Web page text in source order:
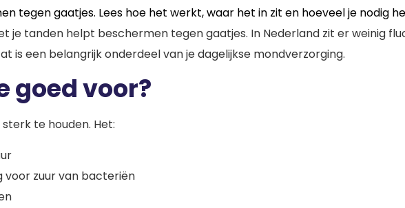
tegen gaatjes. Lees hoe het werkt, waar het in zit en hoeveel je nodig
je tanden helpt beschermen tegen gaatjes. In Nederland zit er weinig
is een belangrijk onderdeel van je dagelijkse mondverzorging.
goed voor?
te houden. Het:
voor zuur van bacteriën